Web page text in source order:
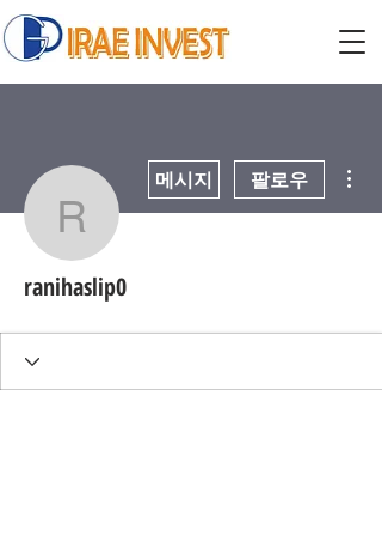
ranihaslip0
메시지 팔로우
ranihaslip0